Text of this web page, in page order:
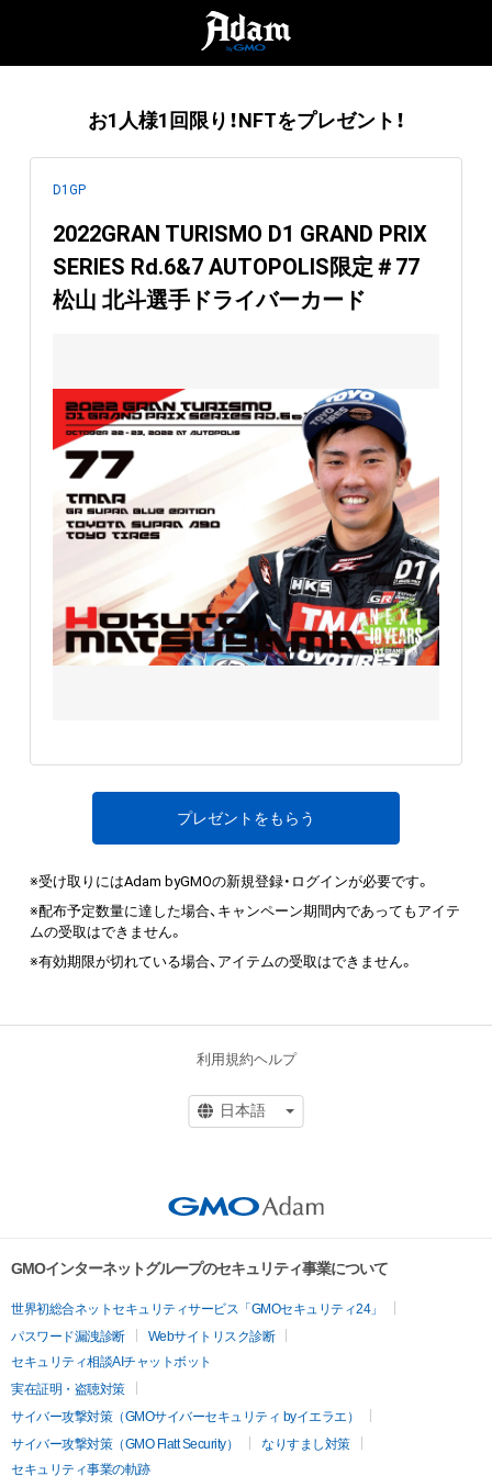
お1人様1回限り！NFTをプレゼント！
D1GP
2022GRAN TURISMO D1 GRAND PRIX
SERIES Rd.6&7 AUTOPOLIS限定＃77
松山 北斗選手ドライバーカード
プレゼントをもらう
※受け取りにはAdam byGMOの新規登録・ログインが必要です。
※配布予定数量に達した場合、キャンペーン期間内であってもアイテ
ムの受取はできません。
※有効期限が切れている場合、アイテムの受取はできません。
利用規約ヘルプ
GMOインターネットグループのセキュリティ事業について
世界初総合ネットセキュリティサービス「GMOセキュリティ24」
パスワード漏洩診断
Webサイトリスク診断
セキュリティ相談AIチャットボット
実在証明・盗聴対策
サイバー攻撃対策（GMOサイバーセキュリティ byイエラエ）
サイバー攻撃対策（GMO Flatt Security）
なりすまし対策
セキュリティ事業の軌跡